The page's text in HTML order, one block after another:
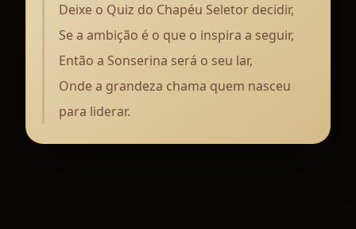
Deixe o Quiz do Chapéu Seletor decidir,
Se a ambição é o que o inspira a seguir,
Então a Sonserina será o seu lar,
Onde a grandeza chama quem nasceu
para liderar.